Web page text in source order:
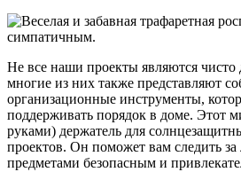
Не все наши проекты являются
многие из них также представляют
организационные инструменты,
поддерживать порядок в доме. Этот
руками) держатель для
проектов. Он поможет вам следить
предметами безопасным и